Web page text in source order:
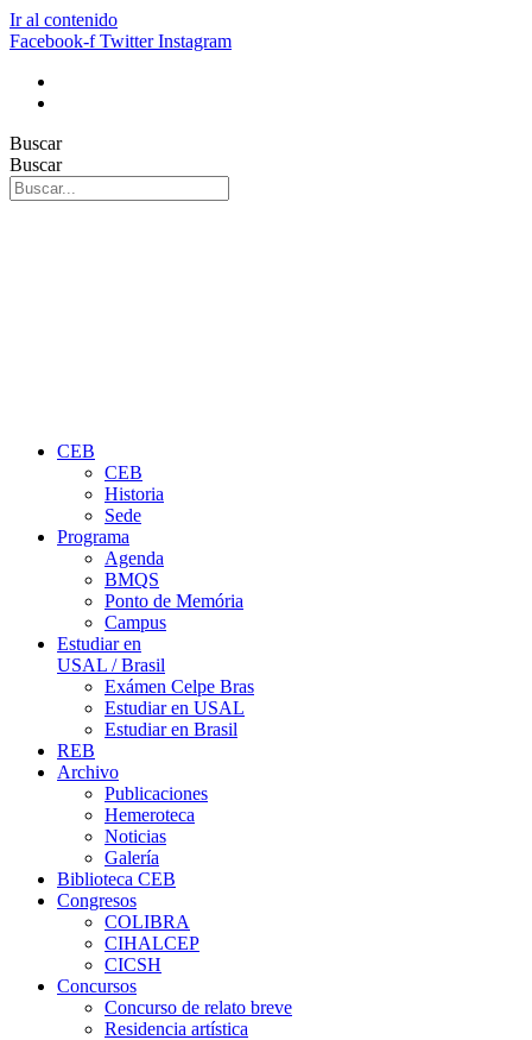
Ir al contenido
Facebook-f Twitter Instagram
Buscar
Buscar
CEB
CEB
Historia
Sede
Programa
Agenda
BMQS
Ponto de Memória
Campus
Estudiar en
USAL / Brasil
Exámen Celpe Bras
Estudiar en USAL
Estudiar en Brasil
REB
Archivo
Publicaciones
Hemeroteca
Noticias
Galería
Biblioteca CEB
Congresos
COLIBRA
CIHALCEP
CICSH
Concursos
Concurso de relato breve
Residencia artística